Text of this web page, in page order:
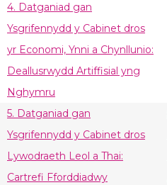
4. Datganiad gan
Ysgrifennydd y Cabinet dros
yr Economi, Ynni a Chynllunio:
Deallusrwydd Artiffisial yng
Nghymru
5. Datganiad gan
Ysgrifennydd y Cabinet dros
Lywodraeth Leol a Thai:
Cartrefi Fforddiadwy